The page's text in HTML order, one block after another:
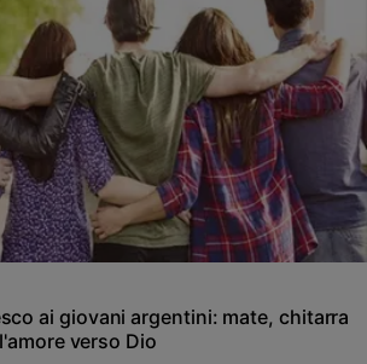
ai giovani argentini: mate, chitarra
verso Dio